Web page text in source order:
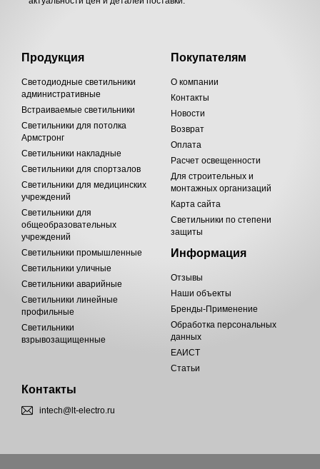
Продукция
Светодиодные светильники
административные
Встраиваемые светильники
Светильники для потолка
Армстронг
Светильники накладные
Светильники для спортзалов
Светильники для медицинских
учреждений
Светильники для
общеобразовательных
учреждений
Светильники промышленные
Светильники уличные
Светильники аварийные
Светильники линейные
профильные
Светильники
взрывозащищенные
Покупателям
О компании
Контакты
Новости
Возврат
Оплата
Расчет освещенности
Для строительных и
монтажных организаций
Карта сайта
Светильники по степени
защиты
Информация
Отзывы
Наши объекты
Бренды-Применение
Обработка персональных
данных
ЕАИСТ
Статьи
Контакты
intech@lt-electro.ru